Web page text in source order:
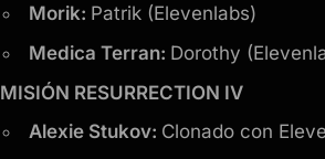
Morik: Patrik (Elevenlabs)
Medica Terran: Dorothy
MISIÓN RESURRECTION IV
Alexie Stukov: Clonado con